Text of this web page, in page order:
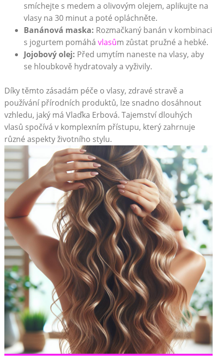
smíchejte s medem a olivovým olejem, aplikujte na
vlasy na 30 minut a poté opláchněte.
Banánová maska: Rozmačkaný banán v kombinaci
s jogurtem pomáhá vlasům zůstat pružné a hebké.
Jojobový olej: Před umytím naneste na vlasy, aby
se hloubkově hydratovaly a vyživily.
Díky těmto zásadám péče o vlasy, zdravé stravě a
používání přírodních produktů, lze snadno dosáhnout
vzhledu, jaký má Vlaďka Erbová. Tajemství dlouhých
vlasů spočívá v komplexním přístupu, který zahrnuje
různé aspekty životního stylu.